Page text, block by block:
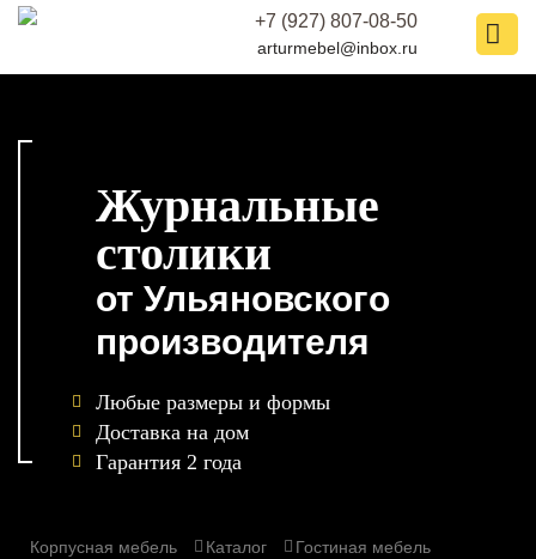
+7 (927) 807-08-50
arturmebel@inbox.ru
Журнальные
столики
от Ульяновского
производителя
Любые размеры и формы
Доставка на дом
Гарантия 2 года
Корпусная мебель Каталог
Гостиная мебель